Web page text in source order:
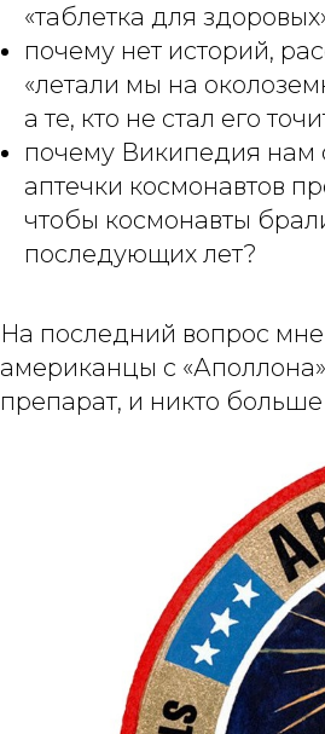
«таблетка для
почему нет историй,
«летали мы на
а те, кто не стал его
почему Википедия нам
аптечки космонавтов
чтобы космонавты
последующих лет?
На последний вопрос мне
американцы с
препарат, и никто